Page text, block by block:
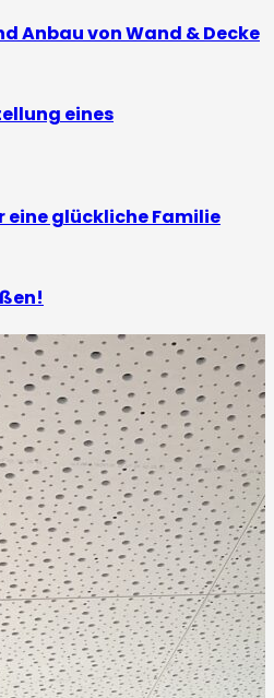
Anbau von Wand & Decke
eines
glückliche Familie